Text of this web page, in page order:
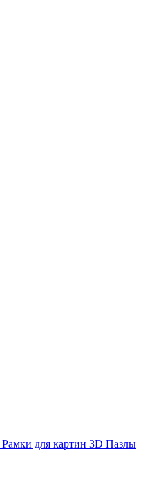
Рамки для картин 3D Пазлы